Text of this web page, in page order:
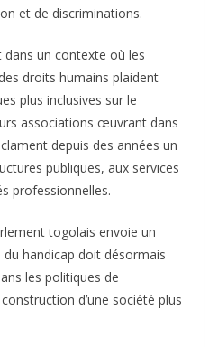
et de discriminations.
un contexte où les
droits humains plaident
plus inclusives sur le
associations œuvrant dans
depuis des années un
publiques, aux services
professionnelles.
togolais envoie un
handicap doit désormais
les politiques de
d’une société plus